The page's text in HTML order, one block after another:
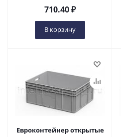
710.40₽
В корзину
Евроконтейнер открытые